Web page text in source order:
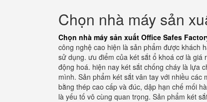
Chọn nhà máy sản
Chọn nhà máy sản xuất Office Safes
công nghệ cao hiện là sản phẩm được khách
sử dụng. ưu điểm của két sắt ổ khoá cơ là
động hoá. hiện nay két sắt chống cháy là lựa
mình. Sản phẩm két sắt vân tay với nhiều
bằng thép cao cấp và đúc, dập hạn chế mối
là yếu tố vô cùng quan trọng. Sản phẩm két